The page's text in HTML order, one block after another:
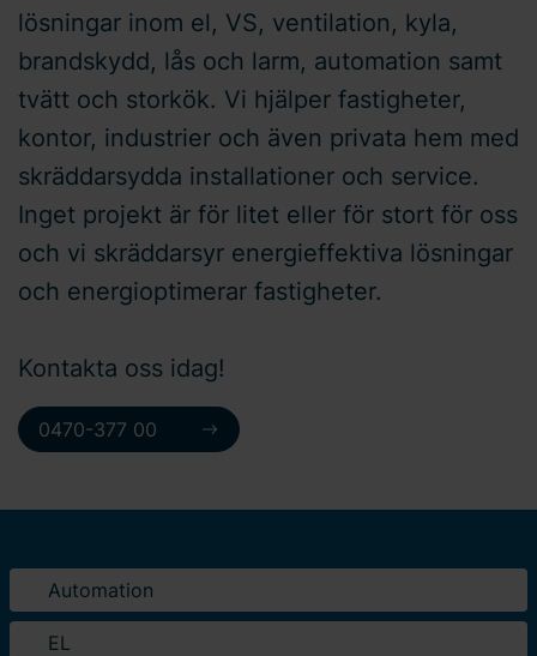
lösningar inom el, VS, ventilation, kyla,
brandskydd, lås och larm, automation samt
tvätt och storkök. Vi hjälper fastigheter,
kontor, industrier och även privata hem med
skräddarsydda installationer och service.
Inget projekt är för litet eller för stort för oss
och vi skräddarsyr energieffektiva lösningar
och energioptimerar fastigheter.
Kontakta oss idag!
0470-377 00
Automation
EL